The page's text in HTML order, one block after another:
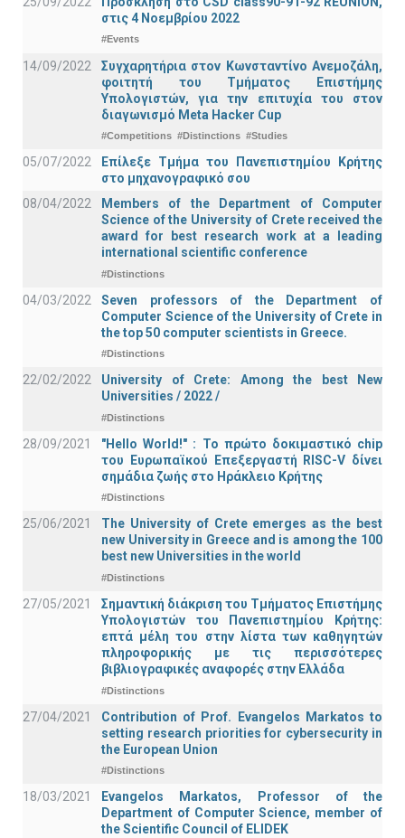
στις 4 Νοεμβρίου 2022
#Events
14/09/2022
Συγχαρητήρια στον Κωνσταντίνο Ανεμοζάλη,
φοιτητή του Τμήματος Επιστήμης
Υπολογιστών, για την επιτυχία του στον
διαγωνισμό Meta Hacker Cup
#Competitions #Distinctions #Studies
05/07/2022
Επίλεξε Τμήμα του Πανεπιστημίου Κρήτης
στο μηχανογραφικό σου
08/04/2022
Members of the Department of Computer
Science of the University of Crete received the
award for best research work at a leading
international scientific conference
#Distinctions
04/03/2022
Seven professors of the Department of
Computer Science of the University of Crete in
the top 50 computer scientists in Greece.
#Distinctions
22/02/2022
University of Crete: Among the best New
Universities / 2022 /
#Distinctions
28/09/2021
"Hello World!" : Το πρώτο δοκιμαστικό chip
του Ευρωπαϊκού Επεξεργαστή RISC-V δίνει
σημάδια ζωής στο Ηράκλειο Κρήτης
#Distinctions
25/06/2021
The University of Crete emerges as the best
new University in Greece and is among the 100
best new Universities in the world
#Distinctions
27/05/2021
Σημαντική διάκριση του Τμήματος Επιστήμης
Υπολογιστών του Πανεπιστημίου Κρήτης:
επτά μέλη του στην λίστα των καθηγητών
πληροφορικής με τις περισσότερες
βιβλιογραφικές αναφορές στην Ελλάδα
#Distinctions
27/04/2021
Contribution of Prof. Evangelos Markatos to
setting research priorities for cybersecurity in
the European Union
#Distinctions
18/03/2021
Evangelos Markatos, Professor of the
Department of Computer Science, member of
the Scientific Council of ELIDEK